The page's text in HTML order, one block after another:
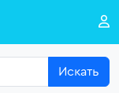
Искать